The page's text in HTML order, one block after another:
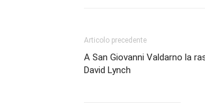
Articolo precedente
A San Giovanni Valdarno la
David Lynch